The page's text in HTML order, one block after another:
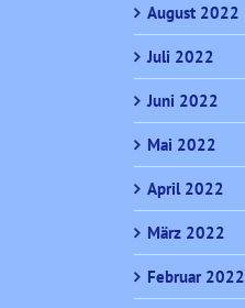
August 2022
Juli 2022
Juni 2022
Mai 2022
April 2022
März 2022
Februar 2022